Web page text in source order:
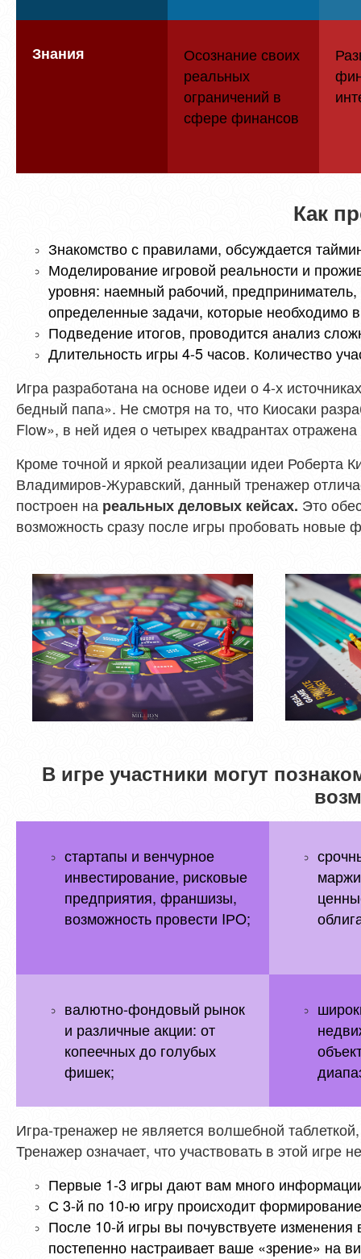
Знания
Осознание своих
реальных
ограничений в
сфере финансов
Как
Знакомство с правилами, обсуждается
Моделирование игровой реальности и
уровня: наемный рабочий,
определенные задачи, которые необходимо
Подведение итогов, проводится анализ
Длительность игры 4-5 часов. Количество
Игра разработана на основе идеи о 4-х
бедный папа». Не смотря на то, что Киосаки
Flow», в ней идея о четырех квадрантах
Кроме точной и яркой реализации идеи Роберта
Владимиров-Журавский, данный тренажер
построен нареальных деловых кейсах. Это
возможность сразу после игры пробовать
В игре участники могут
стартапы и венчурное
инвестирование, рисковые
предприятия, франшизы,
возможность провести IРO;
валютно-фондовый рынок
и различные акции: от
копеечных до голубых
фишек;
Игра-тренажер не является волшебной
Тренажер означает, что участвовать в этой
Первые 1-3 игры дают вам много
С 3-й по 10-ю игру происходит
После 10-й игры вы почувствуете
постепенно настраивает ваше «зрение» на